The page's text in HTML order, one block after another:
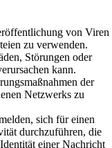
von Viren
zu verwenden.
Störungen oder
kann.
der
Netzwerks zu
sich für einen
durchzuführen, die
einer Nachricht